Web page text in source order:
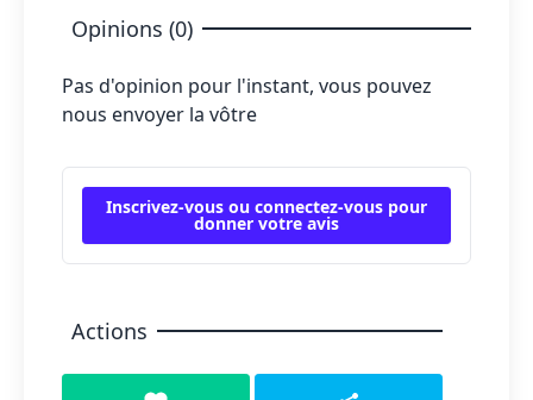
Opinions (0)
Pas d'opinion pour l'instant, vous pouvez
nous envoyer la vôtre
Inscrivez-vous ou connectez-vous pour
donner votre avis
Actions